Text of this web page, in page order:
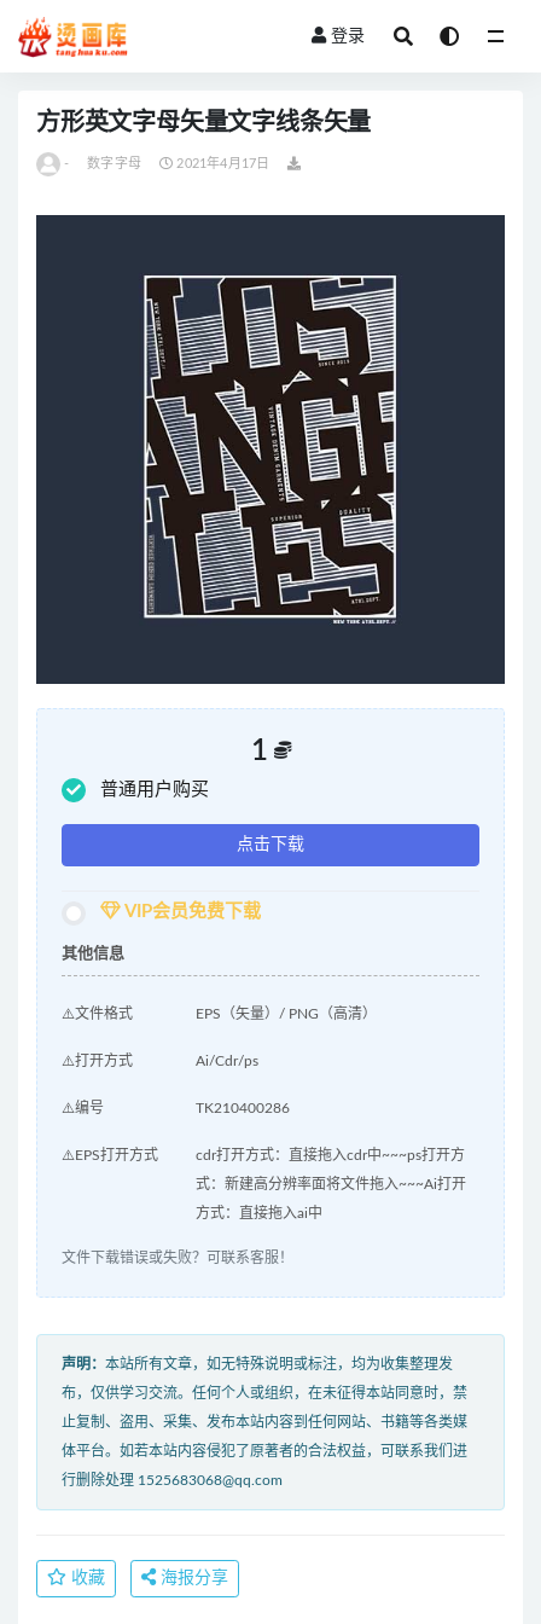
登录
方形英文字母矢量文字线条矢量
- 数字字母 2021年4月17日
1
普通用户购买
点击下载
VIP会员免费下载
其他信息
⚠️文件格式 EPS（矢量）/ PNG（高清）
⚠️打开方式 Ai/Cdr/ps
⚠️编号 TK210400286
⚠️EPS打开方式
cdr打开方式：直接拖入cdr中~~~ps打开方
式：新建高分辨率面将文件拖入~~~Ai打开
方式：直接拖入ai中
文件下载错误或失败？可联系客服！
声明： 本站所有文章，如无特殊说明或标注，均为收集整理发
布，仅供学习交流。任何个人或组织，在未征得本站同意时，禁
止复制、盗用、采集、发布本站内容到任何网站、书籍等各类媒
体平台。如若本站内容侵犯了原著者的合法权益，可联系我们进
行删除处理 1525683068@qq.com
收藏 海报分享